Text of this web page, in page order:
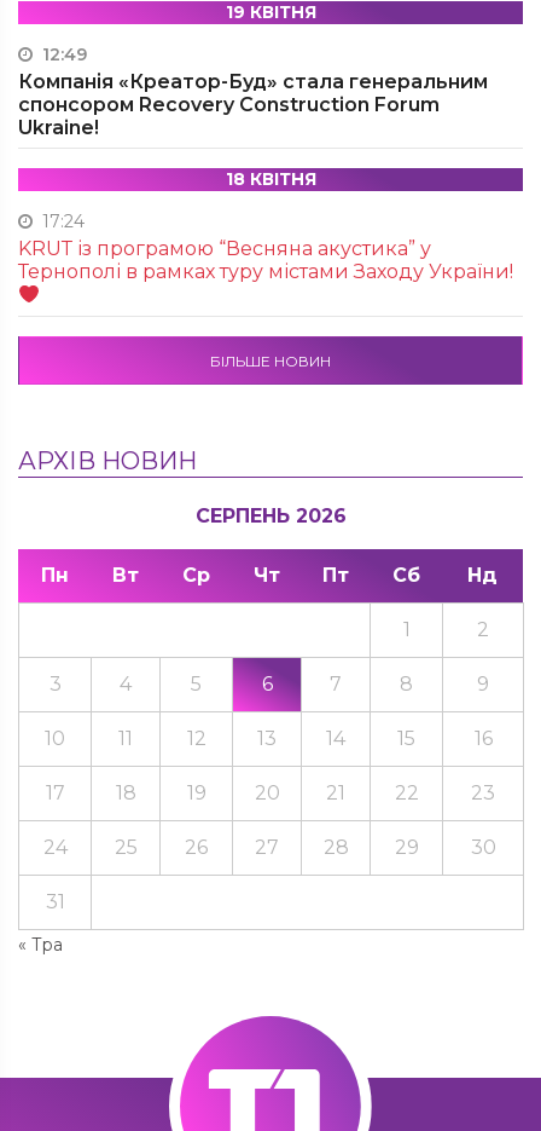
19 КВІТНЯ
12:49
Компанія «Креатор-Буд» стала генеральним
спонсором Recovery Construction Forum
Ukraine!
18 КВІТНЯ
17:24
KRUТ із програмою “Весняна акустика” у
Тернополі в рамках туру містами Заходу України!
БІЛЬШЕ НОВИН
АРХІВ НОВИН
СЕРПЕНЬ 2026
Пн Вт Ср Чт Пт Сб Нд
« Тра
1 2
3 4 5 6 7 8 9
10 11 12 13 14 15 16
17 18 19 20 21 22 23
24 25 26 27 28 29 30
31